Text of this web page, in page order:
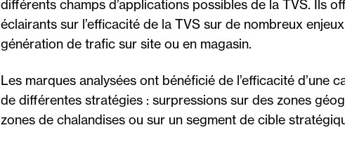
différents champs d’applications possibles de la TVS. Ils
éclairants sur l’efficacité de la TVS sur de nombreux
génération de trafic sur site ou en magasin.
Les marques analysées ont bénéficié de l’efficacité d’une
de différentes stratégies : surpressions sur des zones
zones de chalandises ou sur un segment de cible